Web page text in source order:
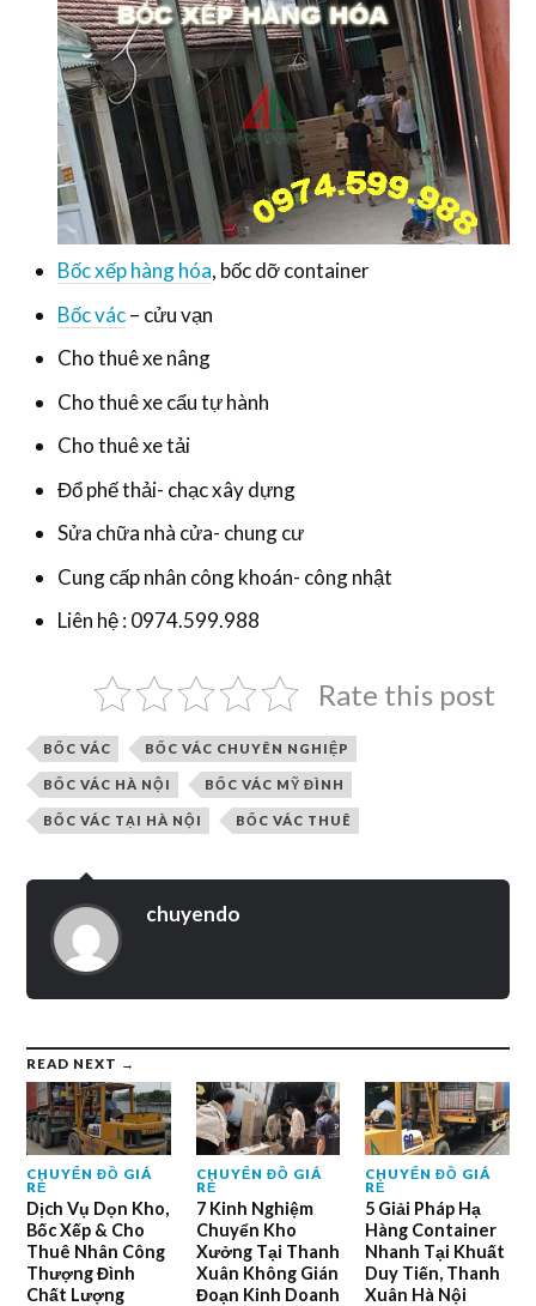
Bốc xếp hàng hóa, bốc dỡ container
Bốc vác– cửu vạn
Cho thuê xe nâng
Cho thuê xe cẩu tự hành
Cho thuê xe tải
Đổ phế thải- chạc xây dựng
Sửa chữa nhà cửa- chung cư
Cung cấp nhân công khoán- công nhật
Liên hệ : 0974.599.988
Rate this post
BỐC VÁC BỐC VÁC CHUYÊN NGHIỆP
BỐC VÁC HÀ NỘI BỐC VÁC MỸ ĐÌNH
BỐC VÁC TẠI HÀ NỘI BỐC VÁC THUÊ
chuyendo
READ NEXT →
CHUYỂN ĐỒ GIÁ
RẺ
Dịch Vụ Dọn Kho,
Bốc Xếp & Cho
Thuê Nhân Công
Thượng Đình
Chất Lượng
CHUYỂN ĐỒ GIÁ
RẺ
7 Kinh Nghiệm
Chuyển Kho
Xưởng Tại Thanh
Xuân Không Gián
Đoạn Kinh Doanh
CHUYỂN ĐỒ GIÁ
RẺ
5 Giải Pháp Hạ
Hàng Container
Nhanh Tại Khuất
Duy Tiến, Thanh
Xuân Hà Nội